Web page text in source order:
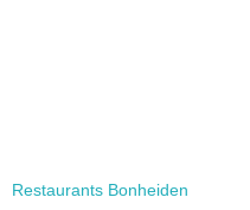
Restaurants Bonheiden